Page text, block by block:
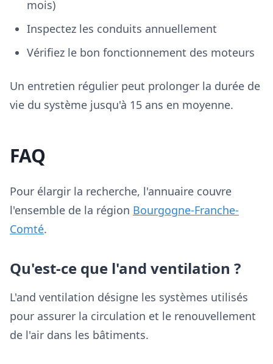
mois)
Inspectez les conduits annuellement
Vérifiez le bon fonctionnement des moteurs
Un entretien régulier peut prolonger la durée de
vie du système jusqu'à 15 ans en moyenne.
FAQ
Pour élargir la recherche, l'annuaire couvre
l'ensemble de la région Bourgogne-Franche-
Comté.
Qu'est-ce que l'and ventilation ?
L'and ventilation désigne les systèmes utilisés
pour assurer la circulation et le renouvellement
de l'air dans les bâtiments.